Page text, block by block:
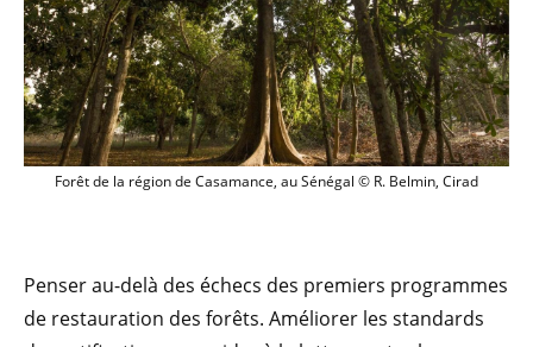
Forêt de la région de Casamance, au
Forêt de la région de Casamance, au Sénégal © R. Belmin, Cirad
Penser au-delà des échecs des premiers programmes
de restauration des forêts. Améliorer les standards